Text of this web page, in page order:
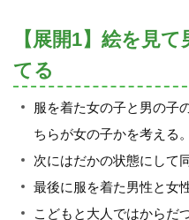
【展開1】絵を見
てる
服を着た女の子と男の子
ちらが女の子かを考える。
次にはだかの状態にして
最後に服を着た男性と女
こどもと大人ではからだ